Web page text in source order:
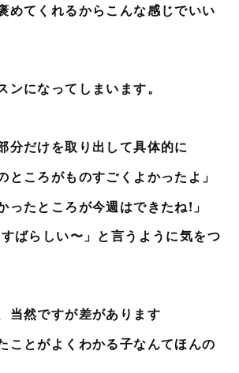
めてくれるからこんな感じでいい
ンになってしまいます。
分だけを取り出して具体的に
ところがものすごくよかったよ」
ったところが今週はできたね!」
ばらしい〜」と言うように気をつ
当然ですが差があります
ことがよくわかる子なんてほんの